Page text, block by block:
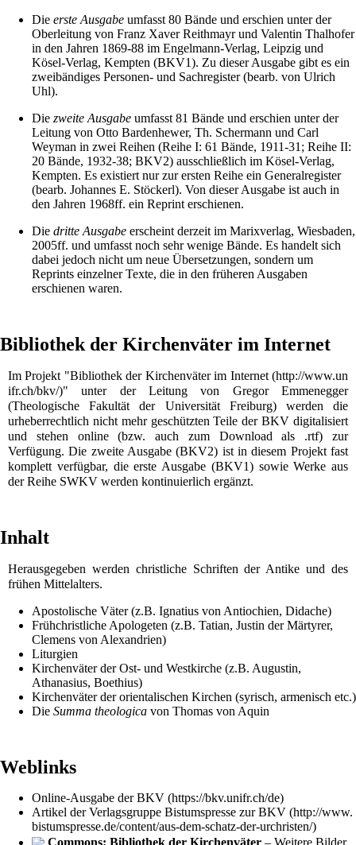
Die erste Ausgabe umfasst 80 Bände und erschien unter der
Oberleitung von Franz Xaver Reithmayrund Valentin Thalhofer
in den Jahren 1869-88 im Engelmann-Verlag, Leipzig und
Kösel-Verlag, Kempten (BKV1). Zu dieser Ausgabe gibt es ein
zweibändiges Personen- und Sachregister (bearb. von Ulrich
Uhl).
Die zweite Ausgabe umfasst 81 Bände und erschien unter der
Leitung von Otto Bardenhewer, Th. Schermann und Carl
Weyman in zwei Reihen (Reihe I: 61 Bände, 1911-31; Reihe II:
20 Bände, 1932-38; BKV2) ausschließlich im Kösel-Verlag,
Kempten. Es existiert nur zur ersten Reihe ein Generalregister
(bearb. Johannes E. Stöckerl). Von dieser Ausgabe ist auch in
den Jahren 1968ff. ein Reprint erschienen.
Die dritte Ausgabe erscheint derzeit im Marixverlag, Wiesbaden,
2005ff. und umfasst noch sehr wenige Bände. Es handelt sich
dabei jedoch nicht um neue Übersetzungen, sondern um
Reprints einzelner Texte, die in den früheren Ausgaben
erschienen waren.
Bibliothek der Kirchenväter im Internet
Im Projekt "Bibliothek der Kirchenväter im Internet
" unter der Leitung von Gregor Emmenegger
(Theologische Fakultät der Universität Freiburg) werden die
urheberrechtlich nicht mehr geschützten Teile der BKV digitalisiert
und stehen online (bzw. auch zum Download als .rtf) zur
Verfügung. Die zweite Ausgabe (BKV2) ist in diesem Projekt fast
komplett verfügbar, die erste Ausgabe (BKV1) sowie Werke aus
der Reihe SWKV werden kontinuierlich ergänzt.
Inhalt
Herausgegeben werden christliche Schriften der Antike und des
frühen Mittelalters.
Apostolische Väter(z.B. Ignatius von Antiochien, Didache)
Frühchristliche Apologeten (z.B. Tatian, Justin der Märtyrer,
Clemens von Alexandrien)
Liturgien
Kirchenväter der Ost- und Westkirche (z.B. Augustin,
Athanasius, Boethius)
Kirchenväter der orientalischen Kirchen (syrisch, armenisch etc.)
Die Summa theologica von Thomas von Aquin
Weblinks
Online-Ausgabe der BKV
Artikel der Verlagsgruppe Bistumspresse zur BKV
Commons: Bibliothek der Kirchenväter – Weitere Bilder